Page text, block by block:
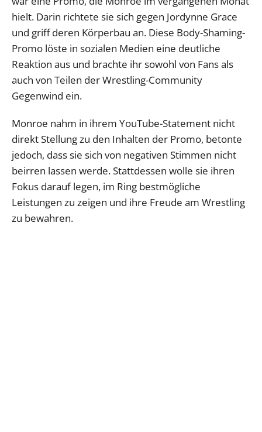
hielt. Darin richtete sie sich gegen Jordynne Grace
und griff deren Körperbau an. Diese Body-Shaming-
Promo löste in sozialen Medien eine deutliche
Reaktion aus und brachte ihr sowohl von Fans als
auch von Teilen der Wrestling-Community
Gegenwind ein.
Monroe nahm in ihrem YouTube-Statement nicht
direkt Stellung zu den Inhalten der Promo, betonte
jedoch, dass sie sich von negativen Stimmen nicht
beirren lassen werde. Stattdessen wolle sie ihren
Fokus darauf legen, im Ring bestmögliche
Leistungen zu zeigen und ihre Freude am Wrestling
zu bewahren.